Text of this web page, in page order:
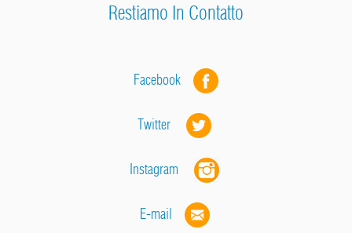
Restiamo In Contatto
Facebook
Twitter
Instagram
E-mail